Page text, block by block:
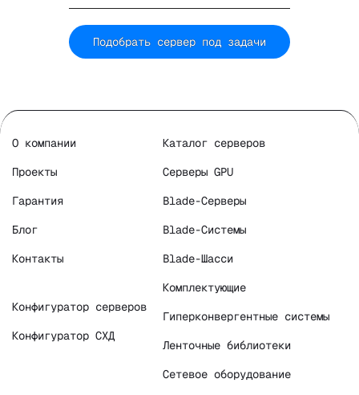
Подобрать сервер под задачи
О компании
Проекты
Гарантия
Блог
Контакты
Конфигуратор серверов
Конфигуратор СХД
Каталог серверов
Серверы GPU
Blade-Серверы
Blade-Системы
Blade-Шасси
Комплектующие
Гиперконвергентные системы
Ленточные библиотеки
Сетевое оборудование